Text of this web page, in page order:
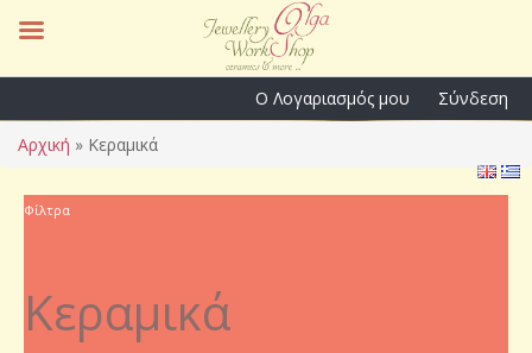
Ο Λογαριασμός μου Σύνδεση
Αρχική » Κεραμικά
Φίλτρα
Κεραμικά